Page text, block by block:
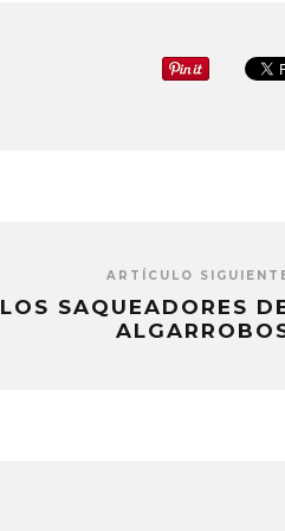
ARTÍCULO
LOS SAQUEADORES